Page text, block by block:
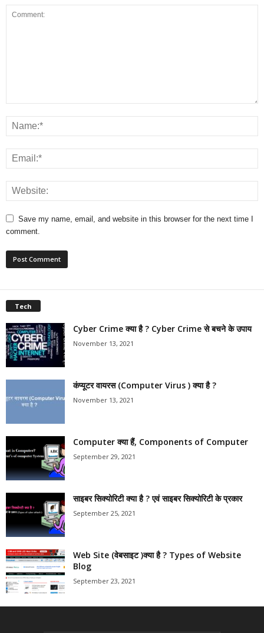
Save my name, email, and website in this browser for the next time I
comment.
Tech
Cyber Crime क्या है ? Cyber Crime से बचने के उपाय
November 13, 2021
कंप्यूटर वायरस (Computer Virus ) क्या है ?
November 13, 2021
Computer क्या हैं, Components of Computer
September 29, 2021
साइबर सिक्योरिटी क्या है ? एवं साइबर सिक्योरिटी के प्रकार
September 25, 2021
Web Site (वेबसाइट )क्या है ? Types of Website
Blog
September 23, 2021